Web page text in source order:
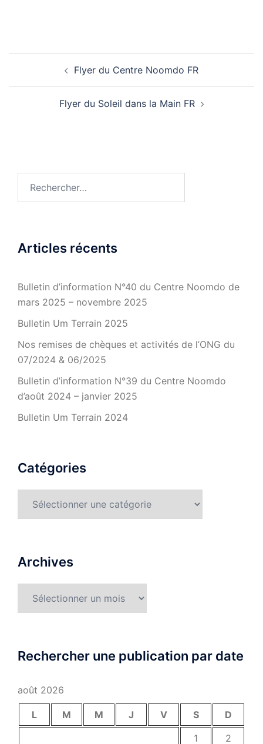
Flyer du Centre Noomdo FR
Flyer du Soleil dans la Main FR
Articles récents
Bulletin d’information N°40 du Centre Noomdo de
mars 2025 – novembre 2025
Bulletin Um Terrain 2025
Nos remises de chèques et activités de l’ONG du
07/2024 & 06/2025
Bulletin d’information N°39 du Centre Noomdo
d’août 2024 – janvier 2025
Bulletin Um Terrain 2024
Catégories
Archives
Rechercher une publication par date
août 2026
L M M J V S
D
1
2